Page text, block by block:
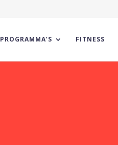
PROGRAMMA’S FITNESS